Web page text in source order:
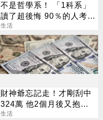
不是哲學系！ 「1科系」
讀了超後悔 90％的人考不
上證照
生活
財神爺忘記走！才剛刮中
324萬 他2個月後又抱回
3243萬
生活